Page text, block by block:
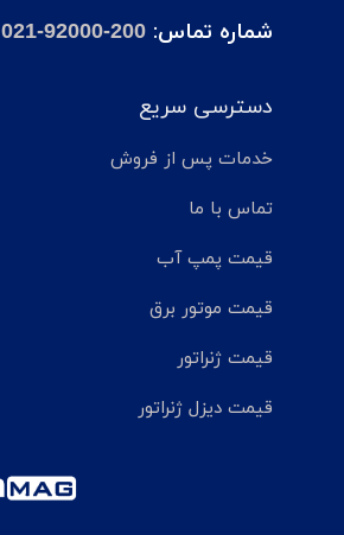
شماره تماس: 021-92000-200
دسترسی سریع
خدمات پس از فروش
تماس با ما
قیمت پمپ آب
قیمت موتور برق
قیمت ژنراتور
قیمت دیزل ژنراتور